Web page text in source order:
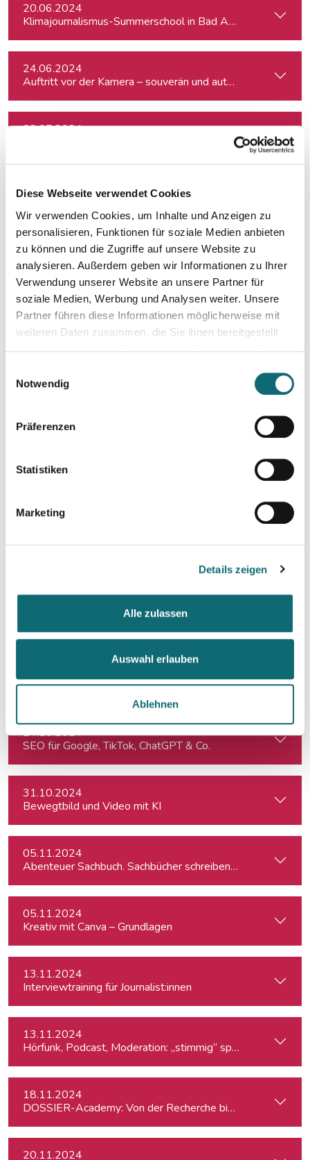
Diese Webseite verwendet Cookies
Wir verwenden Cookies, um Inhalte und Anzeigen zu
personalisieren, Funktionen für soziale Medien anbieten
zu können und die Zugriffe auf unsere Website zu
analysieren. Außerdem geben wir Informationen zu Ihrer
Verwendung unserer Website an unsere Partner für
soziale Medien, Werbung und Analysen weiter. Unsere
Partner führen diese Informationen möglicherweise mit
weiteren Daten zusammen, die Sie ihnen bereitgestellt
Notwendig
Präferenzen
Statistiken
Marketing
Details zeigen
Alle zulassen
Auswahl erlauben
Ablehnen
20.06.2024
Klimajournalismus-Summerschool in Bad Aussee
24.06.2024
Auftritt vor der Kamera – souverän und authentisch
03.07.2024
18.07.2024
20.09.2024
Effiziente Recherche mit KI
24.09.2024
Schöner schreiben, leichter schreiben.
RTR - Podcastförderung: Q&A
07.10.2024
Kreativ mit Canva – Advanced
24.10.2024
SEO für Google, TikTok, ChatGPT & Co.
31.10.2024
Bewegtbild und Video mit KI
05.11.2024
Abenteuer Sachbuch. Sachbücher schreiben für
05.11.2024
Kreativ mit Canva – Grundlagen
13.11.2024
Interviewtraining für Journalist:innen
13.11.2024
Hörfunk, Podcast, Moderation: „stimmig“ sprechen
18.11.2024
DOSSIER-Academy: Von der Recherche bis zur
20.11.2024